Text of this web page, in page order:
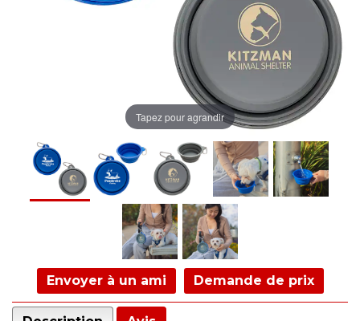
Tapez pour agrandir
Envoyer à un ami Demande de prix